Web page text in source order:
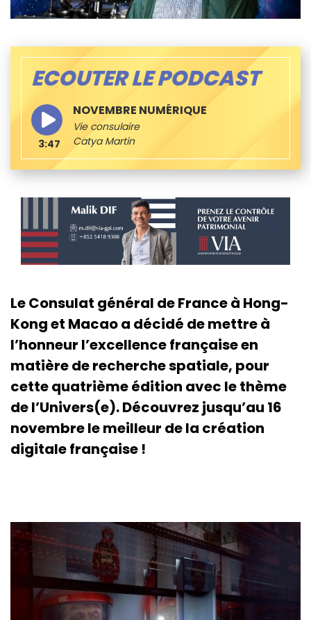
ECOUTER LE PODCAST
NOVEMBRE NUMÉRIQUE
Vie consulaire
Catya Martin
3:47
Le Consulat général de France à Hong-
Kong et Macao a décidé de mettre à
l’honneur l’excellence française en
matière de recherche spatiale, pour
cette quatrième édition avec le thème
de l’Univers(e). Découvrez jusqu’au 16
novembre le meilleur de la création
digitale française !